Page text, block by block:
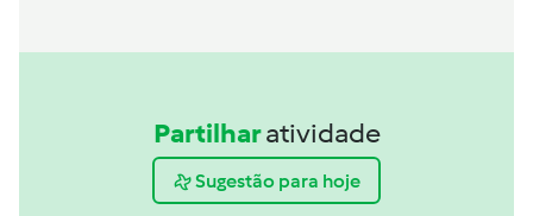
Partilharatividade
Sugestão para hoje